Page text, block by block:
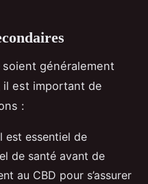
soient généralement
il est important de
:
est essentiel de
de santé avant de
au CBD pour s’assurer